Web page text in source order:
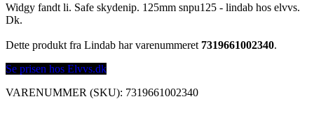
Widgy fandt li. Safe skydenip. 125mm snpu125 - lindab hos elvvs.
Dk.
Dette produkt fra Lindab har varenummeret 7319661002340.
Se prisen hos Elvvs.dk
VARENUMMER (SKU): 7319661002340